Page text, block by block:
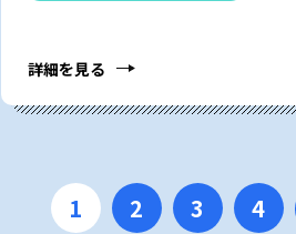
詳細を見る
1 2 3 4